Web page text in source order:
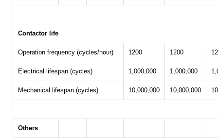
Contactor life
Operation frequency (cycles/hour) 1200 1200
Electrical lifespan (cycles) 1,000,000 1,000,000
Mechanical lifespan (cycles) 10,000,000 10,000,000
Others